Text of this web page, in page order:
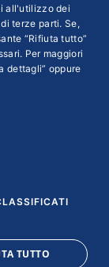
Partita iva
all'utilizzo dei
terze parti. Se,
“Rifiuta tutto”
Per maggiori
dettagli” oppure
TUTTO